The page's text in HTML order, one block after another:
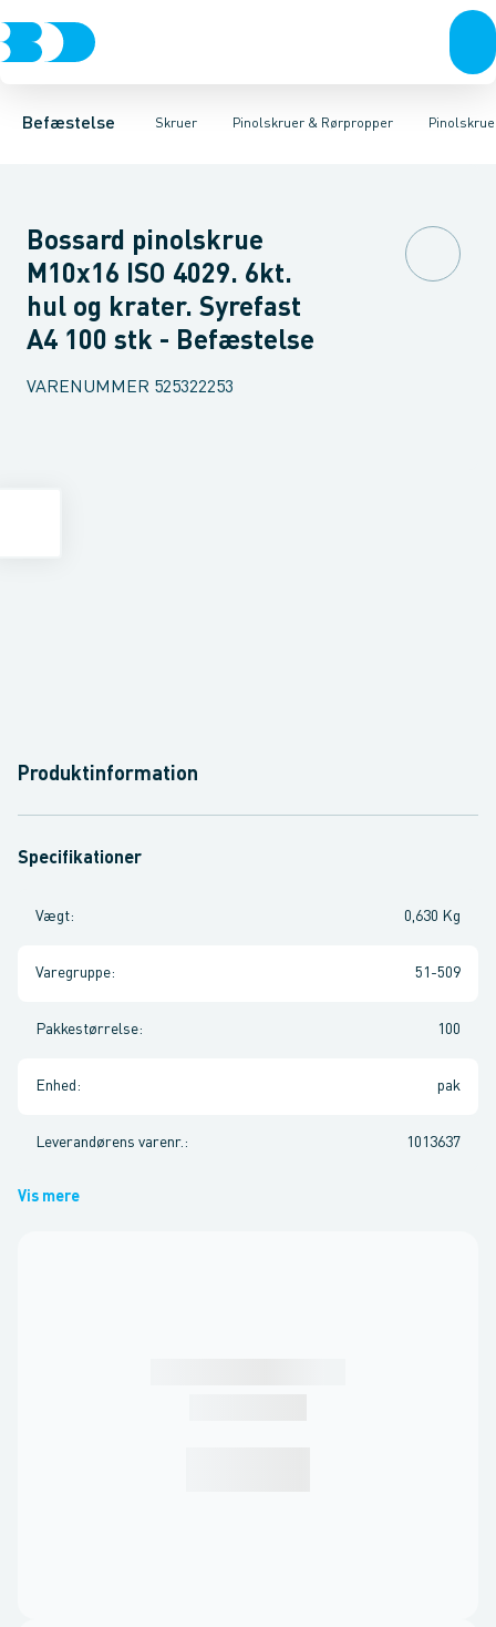
Befæstelse Skruer
Bolte & sætskruerMøtrikkerSkiverSkruerSøm & dykkere
Pinolskruer & Rørpropper
Karmskruer Facadeskruer ByggeskruerSpånskruer
Pinolskruer Sort Pinolskruer Elgalvaniseret FZB
Bossard pinolskrue
M10x16 ISO 4029. 6kt.
hul og krater. Syrefast
A4 100 stk - Befæstelse
VARENUMMER 525322253
Produktinformation
Specifikationer
Vægt: 0,630 Kg
Varegruppe: 51-509
Pakkestørrelse: 100
Enhed : pak
Leverandørens varenr. : 1013637
Vis mere